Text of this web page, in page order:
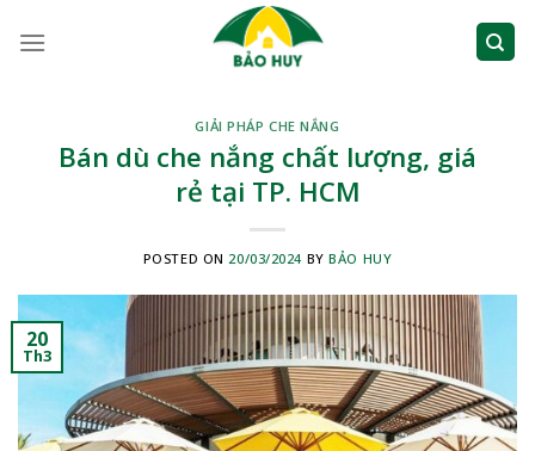
GIẢI PHÁP CHE NẮNG
Bán dù che nắng chất lượng, giá
rẻ tại TP. HCM
POSTED ON 20/03/2024 BYBẢO HUY
20
Th3